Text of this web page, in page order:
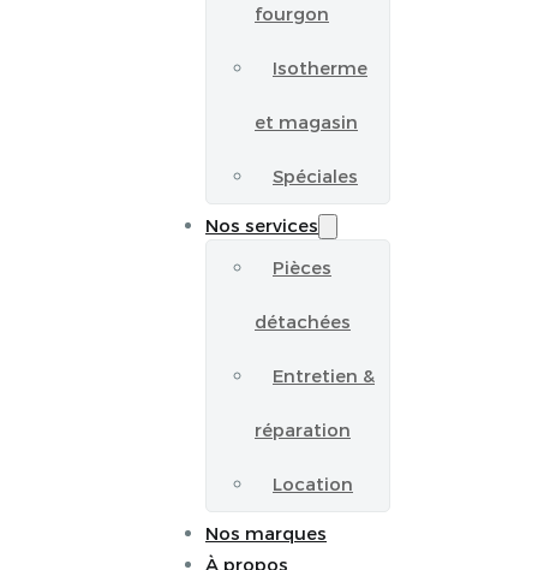
fourgon
Isotherme
et magasin
Spéciales
Nos services
Pièces
détachées
Entretien &
réparation
Location
Nos marques
À propos